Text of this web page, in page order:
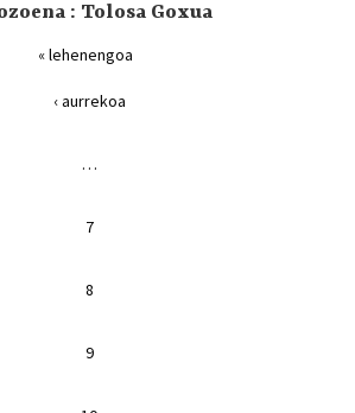
: Tolosa Goxua
« lehenengoa
‹ aurrekoa
…
7
8
9